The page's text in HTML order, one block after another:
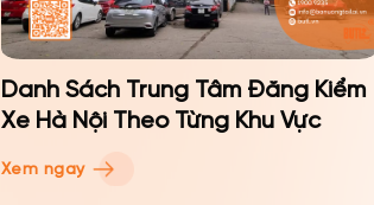
Danh Sách Trung Tâm Đăng Kiểm
Xe Hà Nội Theo Từng Khu Vực
Xem ngay